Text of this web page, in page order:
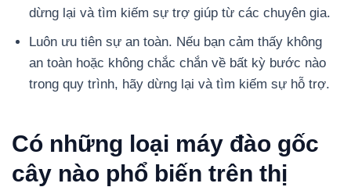
dừng lại và tìm kiếm sự trợ giúp từ các chuyên gia.
Luôn ưu tiên sự an toàn. Nếu bạn cảm thấy không
an toàn hoặc không chắc chắn về bất kỳ bước nào
trong quy trình, hãy dừng lại và tìm kiếm sự hỗ trợ.
Có những loại máy đào gốc
cây nào phổ biến trên thị